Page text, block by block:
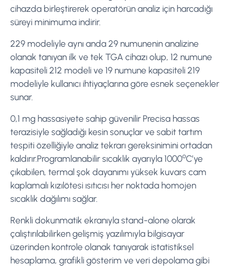
cihazda birleştirerek operatörün analiz için harcadığı
süreyi minimuma indirir.
229 modeliyle aynı anda 29 numunenin analizine
olanak tanıyan ilk ve tek TGA cihazı olup, 12 numune
kapasiteli 212 modeli ve 19 numune kapasiteli 219
modeliyle kullanıcı ihtiyaçlarına göre esnek seçenekler
sunar.
0,1 mg hassasiyete sahip güvenilir Precisa hassas
terazisiyle sağladığı kesin sonuçlar ve sabit tartım
tespiti özelliğiyle analiz tekrarı gereksinimini ortadan
kaldırır.Programlanabilir sıcaklık ayarıyla 1000oC’ye
çıkabilen, termal şok dayanımı yüksek kuvars cam
kaplamalı kızılötesi ısıtıcısı her noktada homojen
sıcaklık dağılımı sağlar.
Renkli dokunmatik ekranıyla stand-alone olarak
çalıştırılabilirken gelişmiş yazılımıyla bilgisayar
üzerinden kontrole olanak tanıyarak istatistiksel
hesaplama, grafikli gösterim ve veri depolama gibi